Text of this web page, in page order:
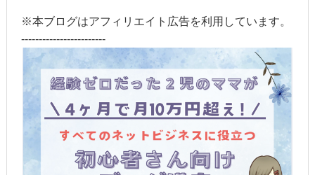
※本ブログはアフィリエイト広告を利用しています。
------------------------